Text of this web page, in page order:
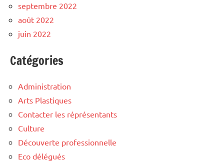
septembre 2022
août 2022
juin 2022
Catégories
Administration
Arts Plastiques
Contacter les réprésentants
Culture
Découverte professionnelle
Eco délégués